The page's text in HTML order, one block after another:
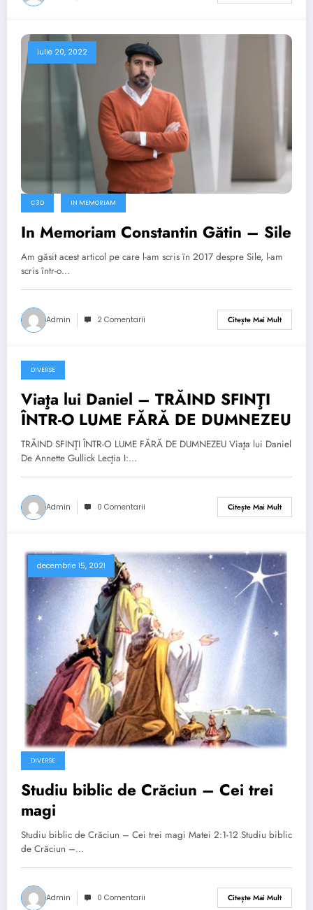
iulie 20, 2022
C3D IN MEMORIAM
In Memoriam Constantin Gătin – Sile
Am găsit acest articol pe care l-am scris în 2017 despre Sile, l-am
scris într-o…
Admin 2 Comentarii Citește Mai Mult
aprilie 11, 2022
DIVERSE
Viaţa lui Daniel – TRĂIND SFINŢI
ÎNTR-O LUME FĂRĂ DE DUMNEZEU
TRĂIND SFINŢI ÎNTR-O LUME FĂRĂ DE DUMNEZEU Viaţa lui Daniel
De Annette Gullick Lecţia I:…
Admin 0 Comentarii Citește Mai Mult
decembrie 15, 2021
DIVERSE
Studiu biblic de Crăciun – Cei trei
magi
Studiu biblic de Crăciun – Cei trei magi Matei 2:1-12 Studiu biblic
de Crăciun –…
Admin 0 Comentarii Citește Mai Mult